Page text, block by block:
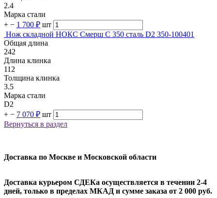
2.4
Марка стали
+ − 1 700 ₽ шт
Нож складной НОКС Смерш С 350 сталь D2 350-100401
Общая длина
242
Длина клинка
112
Толщина клинка
3.5
Марка стали
D2
+ − 7 070 ₽ шт
Вернуться в раздел
Доставка по Москве и Московской области
Доставка курьером СДЕКа осуществляется в течении 2-4
дней, только в пределах МКАД и сумме заказа от 2 000 руб.